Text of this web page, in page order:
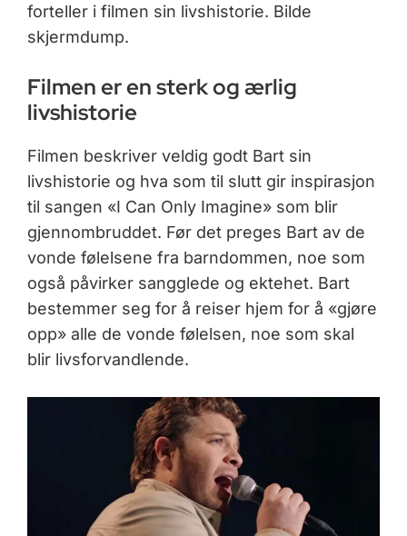
forteller i filmen sin livshistorie. Bilde
skjermdump.
Filmen er en sterk og ærlig
livshistorie
Filmen beskriver veldig godt Bart sin
livshistorie og hva som til slutt gir inspirasjon
til sangen «I Can Only Imagine» som blir
gjennombruddet. Før det preges Bart av de
vonde følelsene fra barndommen, noe som
også påvirker sangglede og ektehet. Bart
bestemmer seg for å reiser hjem for å «gjøre
opp» alle de vonde følelsen, noe som skal
blir livsforvandlende.